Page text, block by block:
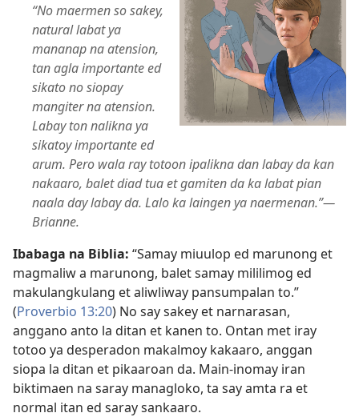
“No maermen so sakey,
natural labat ya
mananap na atension,
tan agla importante ed
sikato no siopay
mangiter na atension.
Labay ton nalikna ya
sikatoy importante ed
arum. Pero wala ray totoon ipalikna dan labay da kan
nakaaro, balet diad tua et gamiten da ka labat pian
naala day labay da. Lalo ka laingen ya naermenan.”​—
Brianne.
Ibabaga na Biblia: “Samay miuulop ed marunong et
magmaliw a marunong, balet samay mililimog ed
makulangkulang et aliwliway pansumpalan to.”
(Proverbio 13:20) No say sakey et narnarasan,
anggano anto la ditan et kanen to. Ontan met iray
totoo ya desperadon makalmoy kakaaro, anggan
siopa la ditan et pikaaroan da. Main-inomay iran
biktimaen na saray managloko, ta say amta ra et
normal itan ed saray sankaaro.